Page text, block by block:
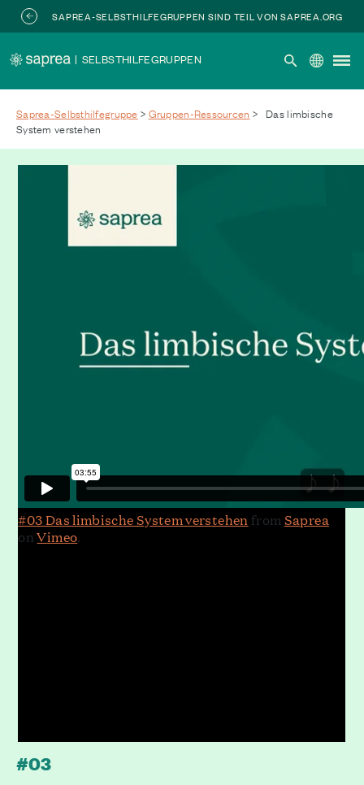
Zum Hauptinhalt springen
SAPREA-SELBSTHILFEGRUPPEN SIND TEIL VON SAPREA.ORG
| SELBSTHILFEGRUPPEN
Saprea-Selbsthilfegruppe > Gruppen-Ressourcen > Das limbische
System verstehen
#03 Das limbische System verstehen fromSaprea
onVimeo.
#03